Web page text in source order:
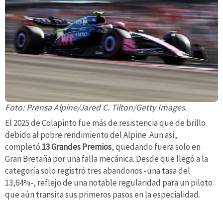
Foto: Prensa Alpine/Jared C. Tilton/Getty Images.
El 2025 de Colapinto fue más de resistencia que de brillo
debido al pobre rendimiento del Alpine. Aun así,
completó 13 Grandes Premios, quedando fuera solo en
Gran Bretaña por una falla mecánica. Desde que llegó a la
categoría solo registró tres abandonos -una tasa del
13,64%-, reflejo de una notable regularidad para un piloto
que aún transita sus primeros pasos en la especialidad.